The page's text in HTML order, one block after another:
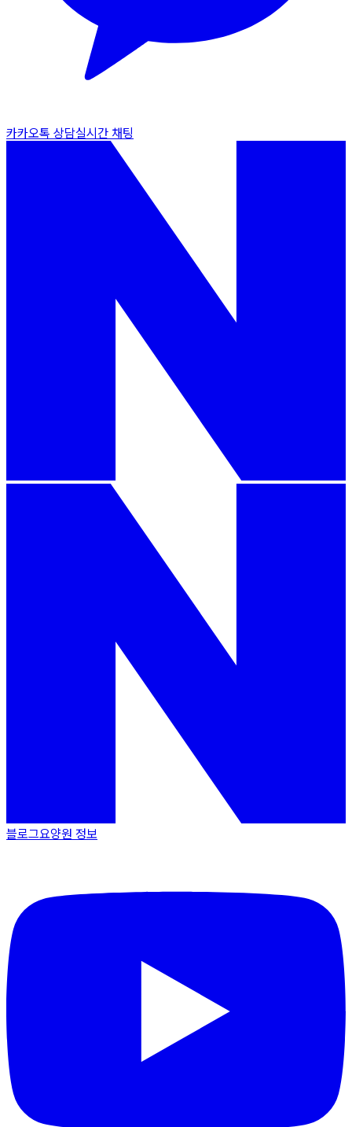
카카오톡 상담실시간 채팅
블로그요양원 정보